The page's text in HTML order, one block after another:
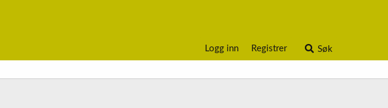
Logg inn Registrer Søk